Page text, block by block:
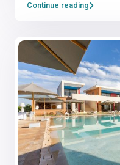
Continue reading